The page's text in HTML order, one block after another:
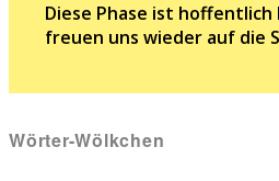
Diese Phase ist
freuen uns wieder auf die
Wörter-Wölkchen